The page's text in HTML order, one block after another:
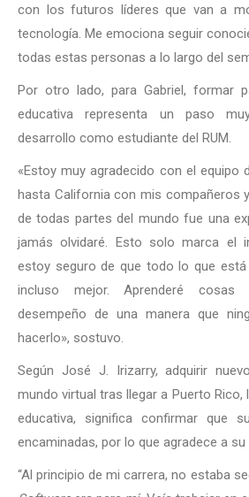
con los futuros líderes que van a
tecnología. Me emociona seguir
todas estas personas a lo largo del
Por otro lado, para Gabriel, formar
educativa representa un paso
desarrollo como estudiante del RUM.
«Estoy muy agradecido con el equipo
hasta California con mis compañeros
de todas partes del mundo fue una
jamás olvidaré. Esto solo marca el
estoy seguro de que todo lo que
incluso mejor. Aprenderé cosas
desempeño de una manera que
hacerlo», sostuvo.
Según José J. Irizarry, adquirir
mundo virtual tras llegar a Puerto Rico,
educativa, significa confirmar que
encaminadas, por lo que agradece a
“Al principio de mi carrera, no estaba